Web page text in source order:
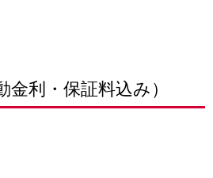
金利・保証料込み）